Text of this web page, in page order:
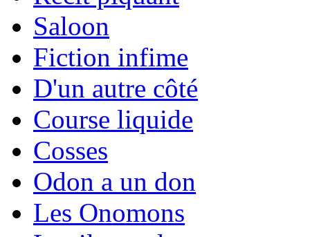
Saloon
Fiction infime
D'un autre côté
Course liquide
Cosses
Odon a un don
Les Onomons